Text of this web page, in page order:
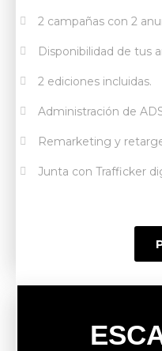
2 campañas con 2
Disponibilidad de tus
2 ediciones incluidas.
Administración de
Remarketing y
Junta con Trafficker